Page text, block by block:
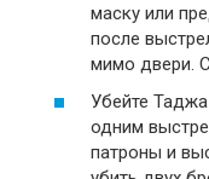
маску или
после
мимо двери.
Убейте Таджа
одним
патроны и